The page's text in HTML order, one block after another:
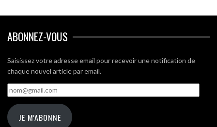
ABONNEZ-VOUS
Saisissez votre adresse email pour recevoir une notification de
chaque nouvel article par email.
nom@gmail.com
JE M'ABONNE